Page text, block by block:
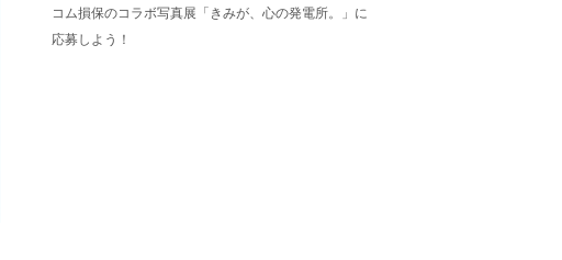
コム損保のコラボ写真展「きみが、心の発電所。」に
応募しよう！